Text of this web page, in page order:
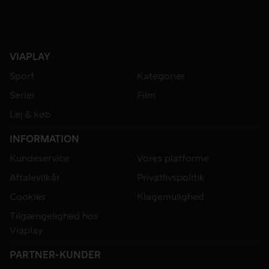
VIAPLAY
Sport
Kategorier
Serier
Film
Lej & køb
INFORMATION
Kundeservice
Vores platforme
Aftalevilkår
Privatlivspolitik
Cookies
Klagemulighed
Tilgængelighed hos
Viaplay
PARTNER-KUNDER